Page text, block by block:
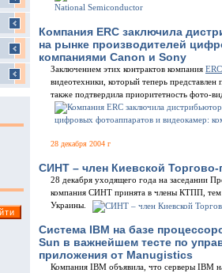
Компания ERC заключила
на рынке производителей
компаниями Canon и Sony
Заключением этих контрактов компания ERC
видеотехники, который теперь
также подтвердила приоритетность фото-
28 декабря 2004 г
СИНТ – член Киевской
28 декабря уходящего года на заседании
компания СИНТ принята в члены КТПП,
Украины.
Система IBM на базе
Sun в важнейшем тесте по
приложения от Manugistics
Компания IBM объявила, что серверы IBM